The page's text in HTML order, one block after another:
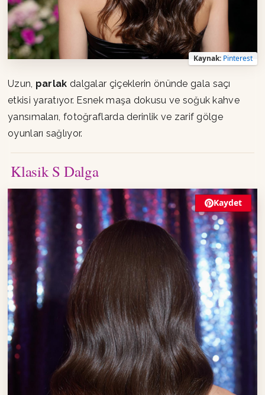
Kaynak: Pinterest
Uzun, parlak dalgalar çiçeklerin önünde gala saçı
etkisi yaratıyor. Esnek maşa dokusu ve soğuk kahve
yansımaları, fotoğraflarda derinlik ve zarif gölge
oyunları sağlıyor.
Klasik S Dalga
Kaydet